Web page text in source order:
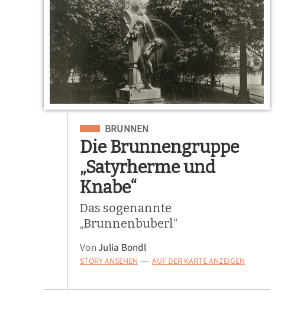
Eingeordnet unter
BRUNNEN
Die Brunnengruppe
„Satyrherme und
Knabe“
Das sogenannte
„Brunnenbuberl“
VonJulia Bondl
STORY ANSEHEN — AUF DER KARTE ANZEIGEN